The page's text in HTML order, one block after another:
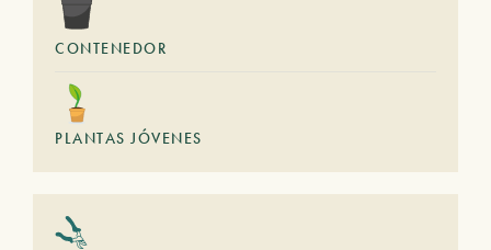
CONTENEDOR
PLANTAS JÓVENES